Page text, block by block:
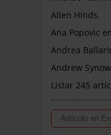
Allen Hinds.
Ana Popovic
Andrea
Andrew
Listar 245